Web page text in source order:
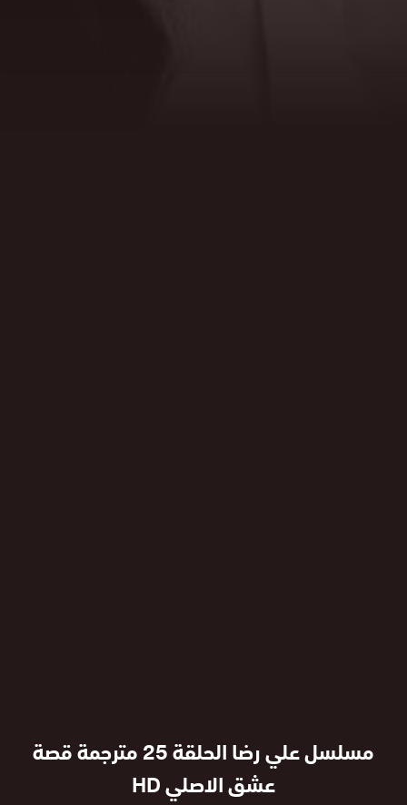
مسلسل علي رضا الحلقة 25 مترجمة قصة
عشق الاصلي HD